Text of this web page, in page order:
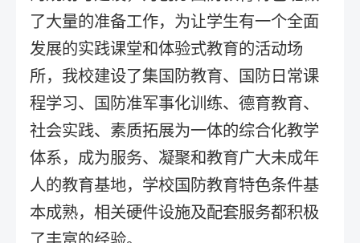
了大量的准备工作，为让学生有一个全面
发展的实践课堂和体验式教育的活动场
所，我校建设了集国防教育、国防日常课
程学习、国防准军事化训练、德育教育、
社会实践、素质拓展为一体的综合化教学
体系，成为服务、凝聚和教育广大未成年
人的教育基地，学校国防教育特色条件基
本成熟，相关硬件设施及配套服务都积极